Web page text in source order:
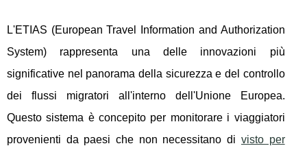
L'ETIAS (European Travel Information and Authorization
System) rappresenta una delle innovazioni più
significative nel panorama della sicurezza e del controllo
dei flussi migratori all'interno dell'Unione Europea.
Questo sistema è concepito per monitorare i viaggiatori
provenienti da paesi che non necessitano di visto per